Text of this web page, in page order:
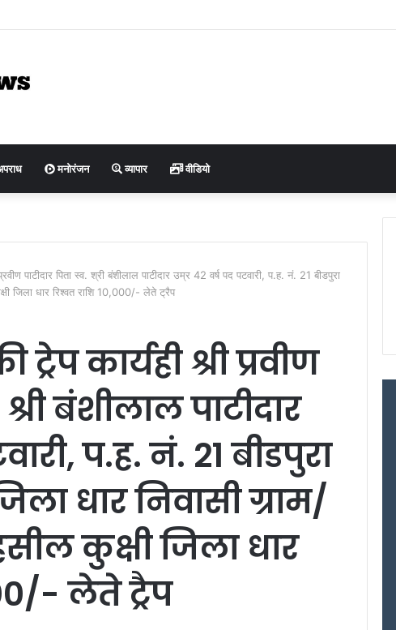
प्रदेशाध्यक्ष डॉ. अर्चना गुप्ता का भव्य स्वागत, हजारों कार्यकर्ताओं ने दिखाया संगठनात्मक एकजुटता का दम
मनोरंजन व्यापार वीडियो
पाटीदार पिता स्व. श्री बंशीलाल पाटीदार उम्र 42 वर्ष पद पटवारी, प.ह. नं. 21 बीडपुरा
जिला धार रिश्वत राशि 10,000/- लेते ट्रैप
कार्यही श्री प्रवीण
बंशीलाल पाटीदार
प.ह. नं. 21 बीडपुरा
धार निवासी ग्राम/
कुक्षी जिला धार
लेते ट्रैप